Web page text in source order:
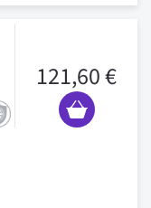
121,60 €